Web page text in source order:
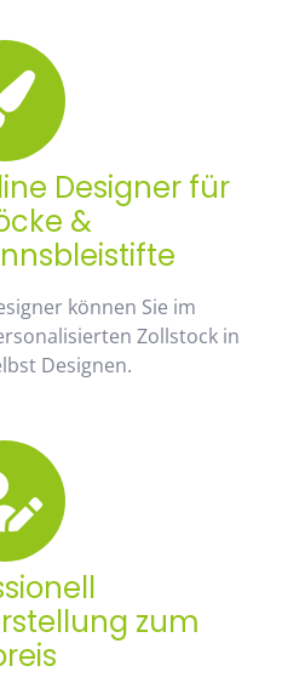
Designer für
&
können Sie im
Zollstock in
Designen.
zum